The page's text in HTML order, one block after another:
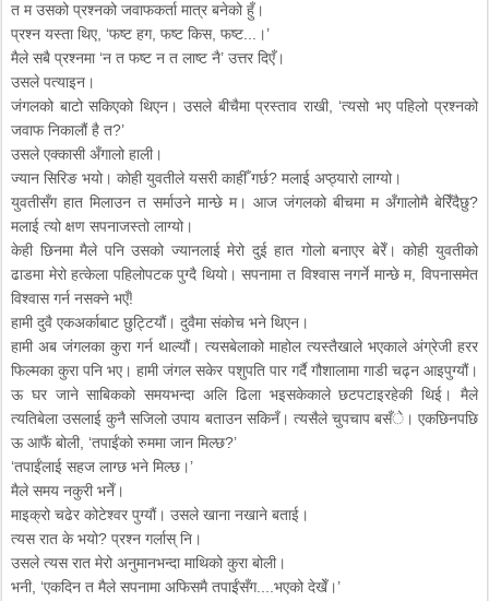
त म उसको प्रश्नको जवाफकर्ता मात्र बनेको हुँ।
प्रश्न यस्ता थिए, ‘फष्ट हग, फष्ट किस, फष्ट...।’
मैले सबै प्रश्नमा ‘न त फष्ट न त लाष्ट नै’ उत्तर दिएँ।
उसले पत्याइन।
जंगलको बाटो सकिएको थिएन। उसले बीचैमा प्रस्ताव राखी, ‘त्यसो भए पहिलो प्रश्नको
जवाफ निकालौं है त?’
उसले एक्कासी अँगालो हाली।
ज्यान सिरिङ भयो। कोही युवतीले यसरी काहीँ गर्छ? मलाई अप्ठ्यारो लाग्यो।
युवतीसँग हात मिलाउन त सर्माउने मान्छे म। आज जंगलको बीचमा म अँगालोमै बेरिँदैछु?
मलाई त्यो क्षण सपनाजस्तो लाग्यो।
केही छिनमा मैले पनि उसको ज्यानलाई मेरो दुई हात गोलो बनाएर बेरेँ। कोही युवतीको
ढाडमा मेरो हत्केला पहिलोपटक पुग्दै थियो। सपनामा त विश्वास नगर्ने मान्छे म, विपनासमेत
विश्वास गर्न नसक्ने भएँ!
हामी दुवै एकअर्काबाट छुट्टियौं। दुवैमा संकोच भने थिएन।
हामी अब जंगलका कुरा गर्न थाल्यौं। त्यसबेलाको माहोल त्यस्तैखाले भएकाले अंग्रेजी हरर
फिल्मका कुरा पनि भए। हामी जंगल सकेर पशुपति पार गर्दै गौशालामा गाडी चढ्न आइपुग्यौं।
ऊ घर जाने साबिकको समयभन्दा अलि ढिला भइसकेकाले छटपटाइरहेकी थिई। मैले
त्यतिबेला उसलाई कुनै सजिलो उपाय बताउन सकिनँ। त्यसैले चुपचाप बसँे। एकछिनपछि
ऊ आफैं बोली, ‘तपाईंको रुममा जान मिल्छ?’
‘तपाईंलाई सहज लाग्छ भने मिल्छ।’
मैले समय नकुरी भनेँ।
माइक्रो चढेर कोटेश्वर पुग्यौं। उसले खाना नखाने बताई।
त्यस रात के भयो? प्रश्न गर्लास् नि।
उसले त्यस रात मेरो अनुमानभन्दा माथिको कुरा बोली।
भनी, ‘एकदिन त मैले सपनामा अफिसमै तपाईंसँग....भएको देखेँ।’